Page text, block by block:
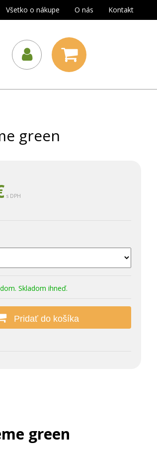
Všetko o nákupe O nás Kontakt
green
s DPH
Skladom ihneď.
Pridať do košíka
green